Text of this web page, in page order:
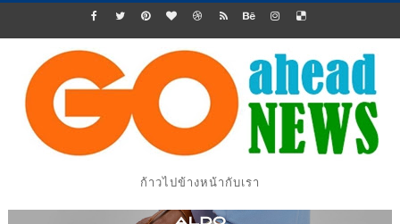
ก้าวไปข้างหน้ากับเรา